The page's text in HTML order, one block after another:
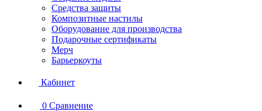
Средства защиты
Композитные настилы
Оборудование для производства
Подарочные сертификаты
Мерч
Барьеркоуты
Кабинет
0 Сравнение